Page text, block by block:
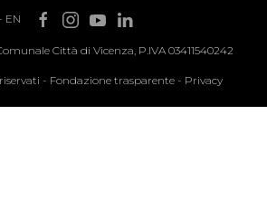
EN
Città di Vicenza, P.IVA 03411540242
- Fondazione trasparente - Privacy